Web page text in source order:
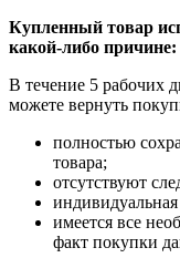
Купленный товар
какой-либо причине:
В течение 5 рабочих
можете вернуть
полностью
товара;
отсутствуют
имеется все
факт покупки